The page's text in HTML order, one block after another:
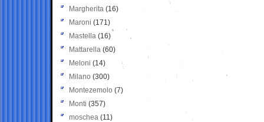
Margherita (16)
Maroni (171)
Mastella (16)
Mattarella (60)
Meloni (14)
Milano (300)
Montezemolo (7)
Monti (357)
moschea (11)